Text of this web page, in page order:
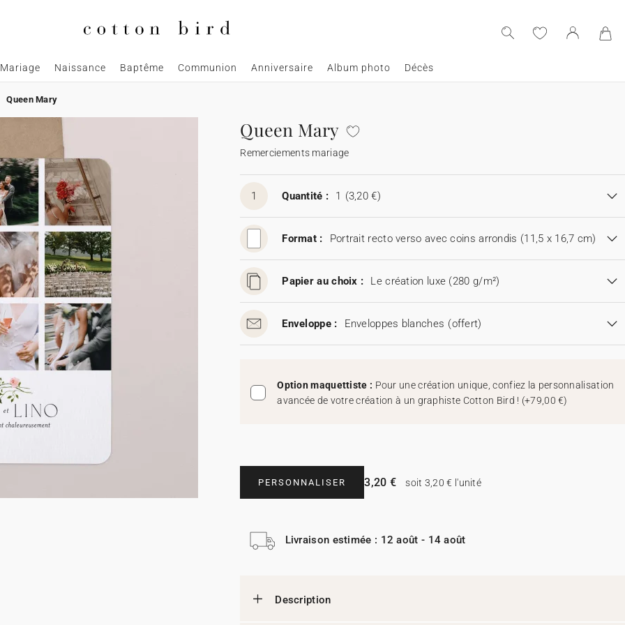
Mariage Naissance Baptême Communion Anniversaire Album photo Décès
Queen Mary
Queen Mary
Remerciements mariage
1 Quantité : 1 (3,20 €)
Format : Portrait recto verso avec coins arrondis (11,5 x 16,7 cm)
Papier au choix : Le création luxe (280 g/m²)
Enveloppe : Enveloppes blanches (offert)
Option maquettiste : Pour une création unique, confiez la personnalisation
avancée de votre création à un graphiste Cotton Bird ! (+79,00 €)
PERSONNALISER 3,20 € soit 3,20 € l'unité
Livraison estimée : 12 août - 14 août
Description